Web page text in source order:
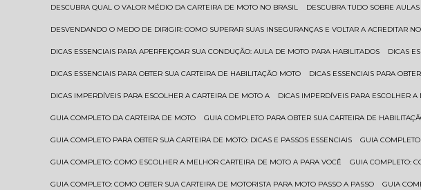
DESCUBRA QUAL O VALOR MÉDIO DA CARTEIRA DE MOTO NO BRASIL DESCUBRA TUDO SOBRE
DESVENDANDO O MEDO DE DIRIGIR: COMO SUPERAR SUAS INSEGURANÇAS E VOLTAR A ACREDITAR
DICAS ESSENCIAIS PARA APERFEIÇOAR SUA CONDUÇÃO: AULA DE MOTO PARA HABILITADOS DICAS
DICAS ESSENCIAIS PARA OBTER SUA CARTEIRA DE HABILITAÇÃO MOTO DICAS ESSENCIAIS PARA
DICAS IMPERDÍVEIS PARA ESCOLHER A CARTEIRA DE MOTO A DICAS IMPERDÍVEIS PARA ESCOLHER
GUIA COMPLETO DA CARTEIRA DE MOTO GUIA COMPLETO PARA OBTER SUA CARTEIRA DE
GUIA COMPLETO PARA OBTER SUA CARTEIRA DE MOTO: DICAS E PASSOS ESSENCIAIS GUIA
GUIA COMPLETO: COMO ESCOLHER A MELHOR CARTEIRA DE MOTO A PARA VOCÊ GUIA COMPLETO:
GUIA COMPLETO: COMO OBTER SUA CARTEIRA DE MOTORISTA PARA MOTO PASSO A PASSO GUIA